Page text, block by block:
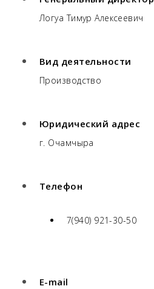
Логуа Тимур Алексеевич
Вид деятельности
Производство
Юридический адрес
г. Очамчыра
Телефон
7(940) 921-30-50
E-mail